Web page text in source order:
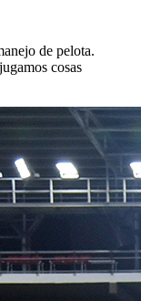
de pelota.
cosas